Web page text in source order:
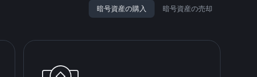
暗号資産の購入 暗号資産の売却